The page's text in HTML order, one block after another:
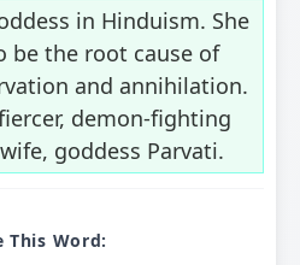
in Hinduism. She
be the root cause of
and annihilation.
demon-fighting
goddess Parvati.
This Word: